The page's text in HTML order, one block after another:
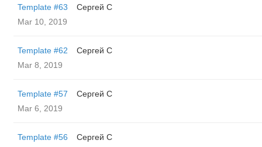
Template #63
Сергей С
Mar 10, 2019
Template #62
Сергей С
Mar 8, 2019
Template #57
Сергей С
Mar 6, 2019
Template #56
Сергей С